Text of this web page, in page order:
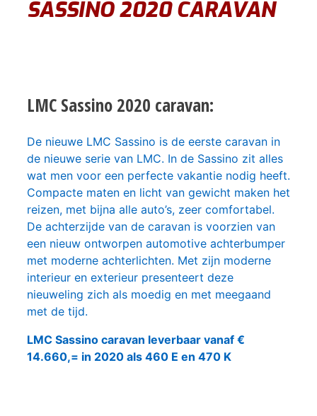
SASSINO 2020 CARAVAN
LMC Sassino 2020 caravan:
De nieuwe LMC Sassino is de eerste caravan in
de nieuwe serie van LMC. In de Sassino zit alles
wat men voor een perfecte vakantie nodig heeft.
Compacte maten en licht van gewicht maken het
reizen, met bijna alle auto’s, zeer comfortabel.
De achterzijde van de caravan is voorzien van
een nieuw ontworpen automotive achterbumper
met moderne achterlichten. Met zijn moderne
interieur en exterieur presenteert deze
nieuweling zich als moedig en met meegaand
met de tijd.
LMC Sassino caravan leverbaar vanaf €
14.660,= in 2020 als 460 E en 470 K